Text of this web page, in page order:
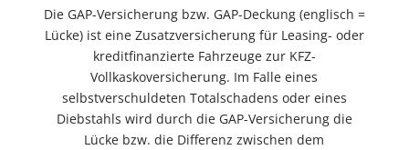
Die GAP-Versicherung bzw. GAP-Deckung (englisch =
Lücke) ist eine Zusatzversicherung für Leasing- oder
kreditfinanzierte Fahrzeuge zur KFZ-
Vollkaskoversicherung. Im Falle eines
selbstverschuldeten Totalschadens oder eines
Diebstahls wird durch die GAP-Versicherung die
Lücke bzw. die Differenz zwischen dem